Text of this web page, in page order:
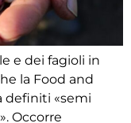
e dei fagioli in
la Food and
definiti «semi
Occorre